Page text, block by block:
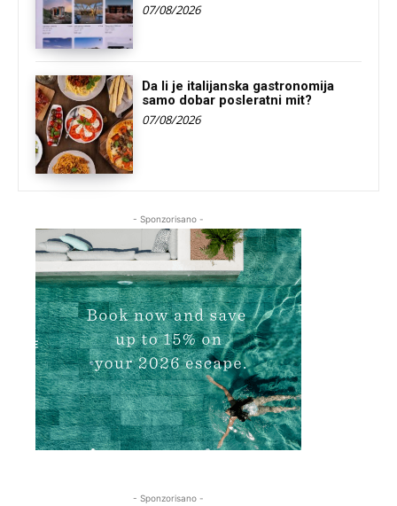
07/08/2026
Da li je italijanska gastronomija
samo dobar posleratni mit?
07/08/2026
- Sponzorisano -
- Sponzorisano -